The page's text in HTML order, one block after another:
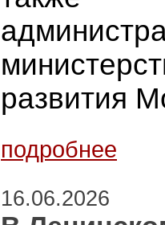
развития
подробнее
16.06.2026